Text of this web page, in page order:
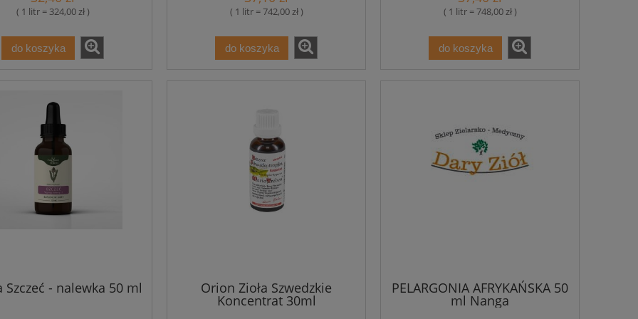
( 1 litr = 324,00 zł )
do koszyka
( 1 litr = 742,00 zł )
do koszyka
( 1 litr = 748,00 zł )
do koszyka
Szczeć - nalewka 50 ml Orion Zioła Szwedzkie
Koncentrat 30ml
PELARGONIA AFRYKAŃSKA 50
ml Nanga